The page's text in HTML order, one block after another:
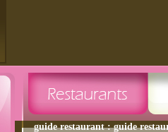
guide restaurant : guide